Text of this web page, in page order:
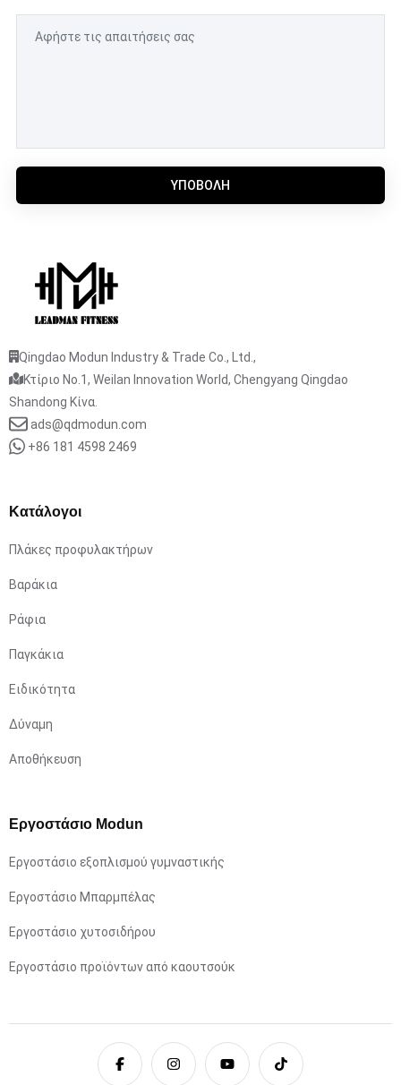
ΥΠΟΒΟΛΉ
Qingdao Modun Industry & Trade Co., Ltd.,
Κτίριο No.1, Weilan Innovation World, Chengyang Qingdao
Shandong Κίνα.
ads@qdmodun.com
+86 181 4598 2469
Κατάλογοι
Πλάκες προφυλακτήρων
Βαράκια
Ράφια
Παγκάκια
Ειδικότητα
Δύναμη
Αποθήκευση
Εργοστάσιο Modun
Εργοστάσιο εξοπλισμού γυμναστικής
Εργοστάσιο Μπαρμπέλας
Εργοστάσιο χυτοσιδήρου
Εργοστάσιο προϊόντων από καουτσούκ